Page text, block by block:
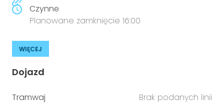
Czynne
Planowane zamknięcie 16:00
WIĘCEJ
Dojazd
Tramwaj
Brak podanych linii